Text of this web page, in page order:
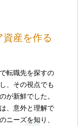
産を作る
転職先を探すの
、その視点でも
が新鮮でした。
、意外と理解で
ニーズを知り、